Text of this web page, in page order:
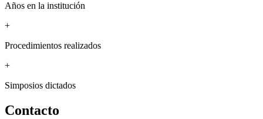
Años en la institución
+
Procedimientos realizados
+
Simposios dictados
Contacto